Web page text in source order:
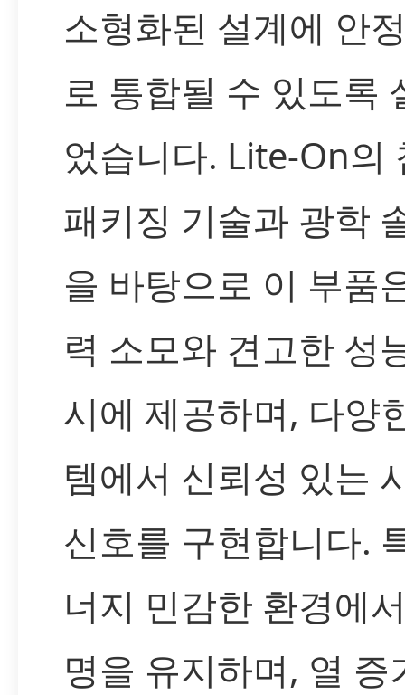
소형화된 설계에 안
로 통합될 수 있도록
었습니다. Lite-On의
패키징 기술과 광학
을 바탕으로 이 부품
력 소모와 견고한 성
시에 제공하며, 다양
템에서 신뢰성 있는
신호를 구현합니다.
너지 민감한 환경에
명을 유지하며, 열 증